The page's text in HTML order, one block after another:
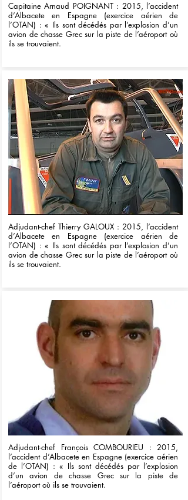
Capitaine Arnaud POIGNANT : 2015, l’accident
d’Albacete en Espagne (exercice aérien de
l’OTAN) : « Ils sont décédés par l’explosion d’un
avion de chasse Grec sur la piste de l’aéroport où
ils se trouvaient.
Adjudant-chef Thierry GALOUX : 2015, l’accident
d’Albacete en Espagne (exercice aérien de
l’OTAN) : « Ils sont décédés par l’explosion d’un
avion de chasse Grec sur la piste de l’aéroport où
ils se trouvaient.
Adjudant-chef François COMBOURIEU : 2015,
l’accident d’Albacete en Espagne (exercice aérien
de l’OTAN) : « Ils sont décédés par l’explosion
d’un avion de chasse Grec sur la piste de
l’aéroport où ils se trouvaient.